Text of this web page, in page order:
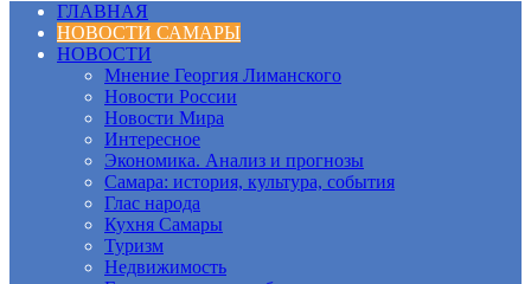
ГЛАВНАЯ
НОВОСТИ САМАРЫ
НОВОСТИ
Мнение Георгия Лиманского
Новости России
Новости Мира
Интересное
Экономика. Анализ и прогнозы
Самара: история, культура, события
Глас народа
Кухня Самары
Туризм
Недвижимость